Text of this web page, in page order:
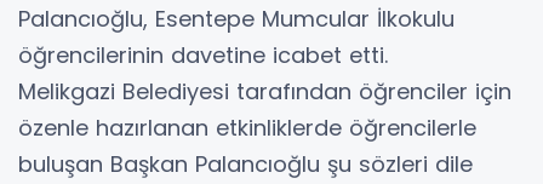
Palancıoğlu, Esentepe Mumcular İlkokulu
öğrencilerinin davetine icabet etti.
Melikgazi Belediyesi tarafından öğrenciler için
özenle hazırlanan etkinliklerde öğrencilerle
buluşan Başkan Palancıoğlu şu sözleri dile